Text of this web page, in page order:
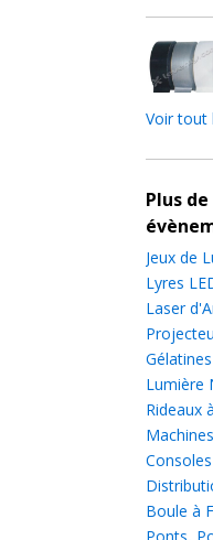
Voir tout
Plus
Jeux de
Lyres
Laser
Lumière
Rideaux
Boule à